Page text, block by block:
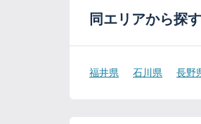
同エリアから探す
福井県 石川県 長野